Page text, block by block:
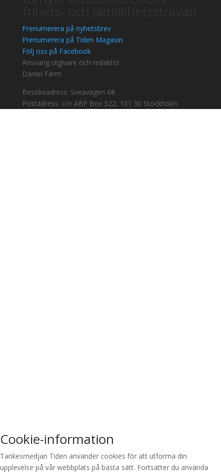
Prenumerera på nyhetsbrev
Prenumerera på Tiden Magasin
Följ oss på Facebook
Ansvarig utgivare och redaktör:
Daniel Färm
Besöksadress: Sveavägen 68
Postadress: c/o ABF Box 522, 101 30 Stockholm
Cookie-information
Tankesmedjan Tiden använder cookies för att utforma din
upplevelse på vår webbplats på bästa sätt. Fortsätter du använda